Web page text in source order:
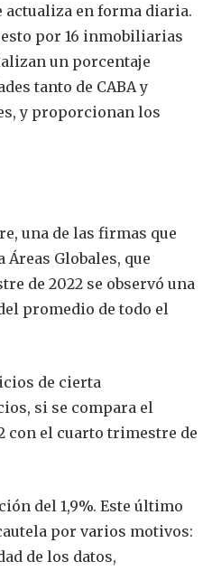
actualiza en forma diaria.
por 16 inmobiliarias
un porcentaje
tanto de CABA y
y proporcionan los
una de las firmas que
Globales, que
de 2022 se observó una
promedio de todo el
de cierta
si se compara el
con el cuarto trimestre de
del 1,9%. Este último
por varios motivos:
de los datos,